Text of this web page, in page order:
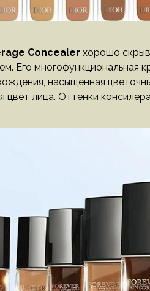
Concealer хорошо
Его многофункциональная
насыщенная
цвет лица. Оттенки